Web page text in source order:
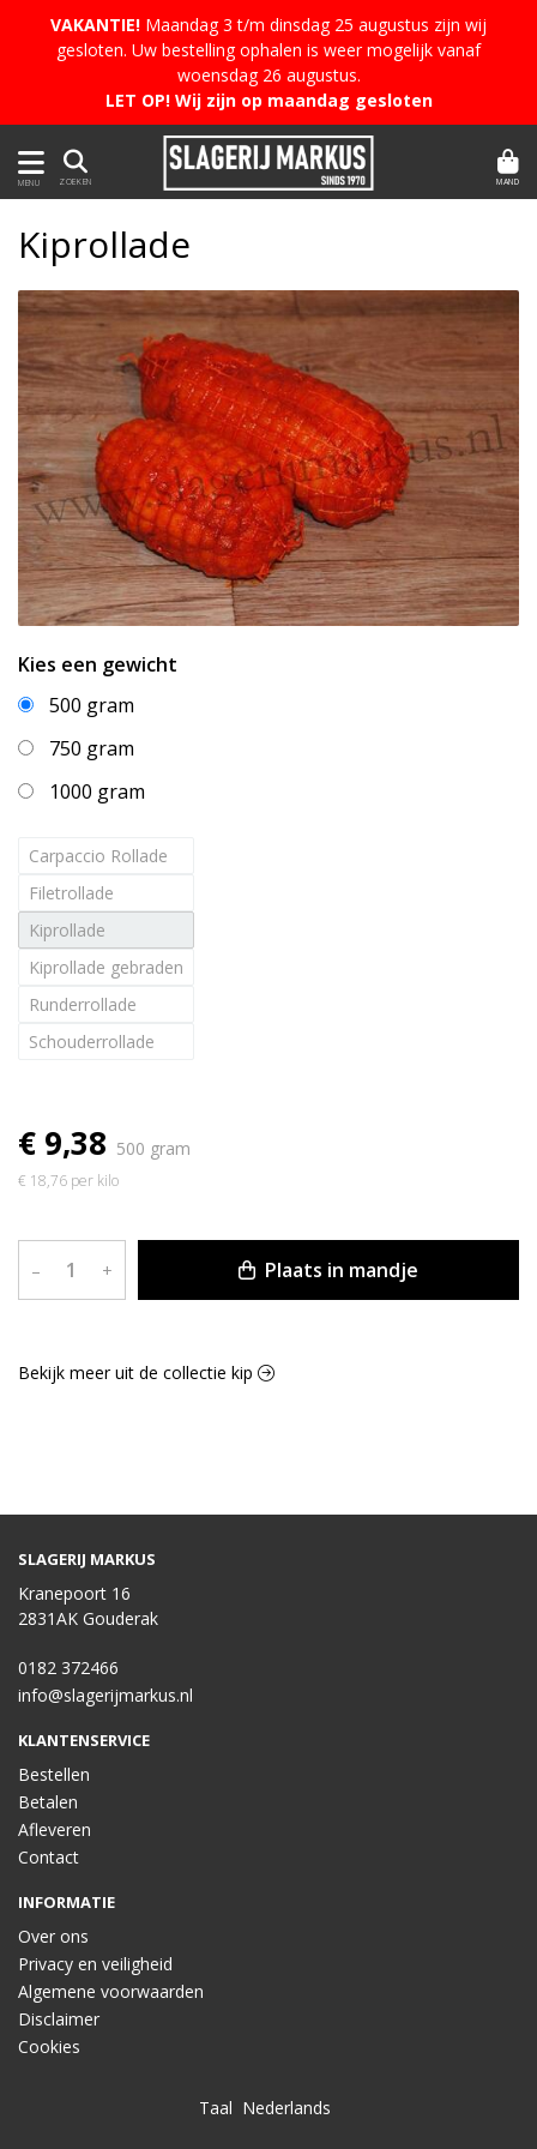
VAKANTIE! Maandag 3 t/m dinsdag 25 augustus zijn wij
gesloten. Uw bestelling ophalen is weer mogelijk vanaf
woensdag 26 augustus.
LET OP! Wij zijn op maandag gesloten
MENU ZOEKEN MAND
Kiprollade
Kies een gewicht
500 gram
750 gram
1000 gram
Carpaccio Rollade
Filetrollade
Kiprollade
Kiprollade gebraden
Runderrollade
Schouderrollade
€ 9,38 500 gram
€ 18,76 per kilo
– + Plaats in mandje
Bekijk meer uit de collectie kip
SLAGERIJ MARKUS
Kranepoort 16
2831AK Gouderak
0182 372466
info@slagerijmarkus.nl
KLANTENSERVICE
Bestellen
Betalen
Afleveren
Contact
INFORMATIE
Over ons
Privacy en veiligheid
Algemene voorwaarden
Disclaimer
Cookies
Taal